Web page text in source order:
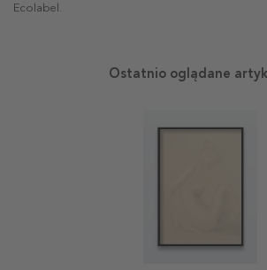
Ecolabel.
Ostatnio oglądane